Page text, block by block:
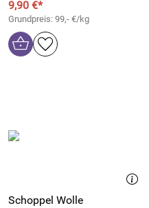
9,90 €*
Grundpreis: 99,- €/kg
Schoppel Wolle